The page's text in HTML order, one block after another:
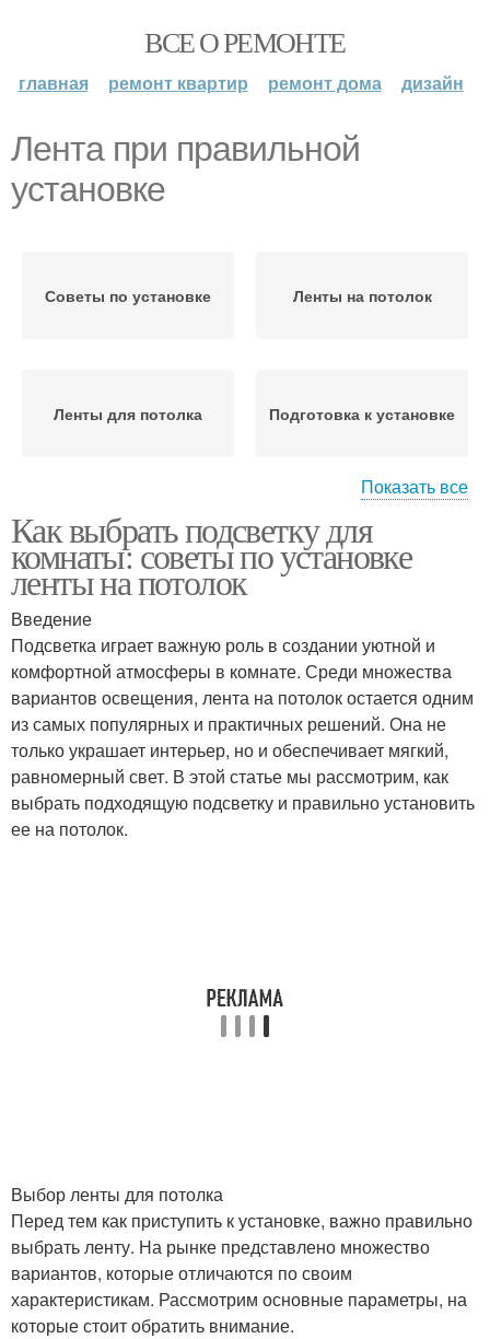
ВСЕ О РЕМОНТЕ
главная ремонт квартир ремонт дома дизайн
Лента при правильной
установке
Советы по установке Ленты на потолок
Ленты для потолка Подготовка к установке
Светодиодные ленты Светодиодная лента
Лента на потолок Лента для потолка
Ленты на потолке Ограничения для ленты
Показать все
Как выбрать подсветку для
комнаты: советы по установке
ленты на потолок
Введение
Подсветка играет важную роль в создании уютной и
комфортной атмосферы в комнате. Среди множества
вариантов освещения, лента на потолок остается одним
из самых популярных и практичных решений. Она не
только украшает интерьер, но и обеспечивает мягкий,
равномерный свет. В этой статье мы рассмотрим, как
выбрать подходящую подсветку и правильно установить
ее на потолок.
Выбор ленты для потолка
Перед тем как приступить к установке, важно правильно
выбрать ленту. На рынке представлено множество
вариантов, которые отличаются по своим
характеристикам. Рассмотрим основные параметры, на
которые стоит обратить внимание.